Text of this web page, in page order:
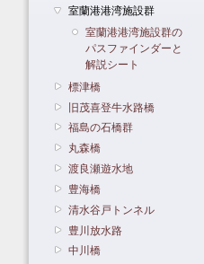
室蘭港港湾施設群
室蘭港港湾施設群の
パスファインダーと
解説シート
標津橋
旧茂喜登牛水路橋
福島の石橋群
丸森橋
渡良瀬遊水地
豊海橋
清水谷戸トンネル
豊川放水路
中川橋